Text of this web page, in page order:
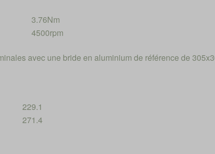
3.76Nm
4500rpm
avec une bride en aluminium de référence de
229.1
271.4